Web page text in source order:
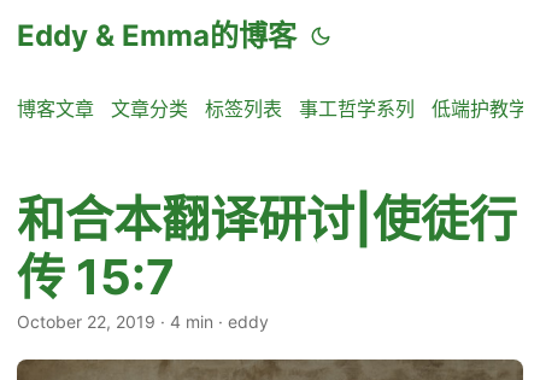
Eddy & Emma的博客
博客文章 文章分类 标签列表 事工哲学系列 低端护教学
和合本翻译研讨|使徒行
传 15:7
October 22, 2019 · 4 min · eddy